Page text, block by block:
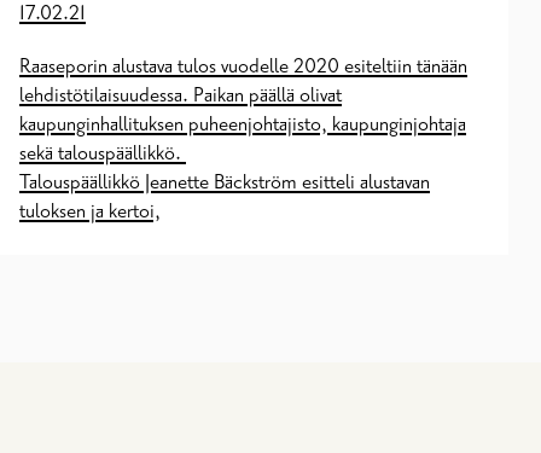
17.02.21
Raaseporin alustava tulos vuodelle 2020 esiteltiin tänään
lehdistötilaisuudessa. Paikan päällä olivat
kaupunginhallituksen puheenjohtajisto, kaupunginjohtaja
sekä talouspäällikkö.
Talouspäällikkö Jeanette Bäckström esitteli alustavan
tuloksen ja kertoi,